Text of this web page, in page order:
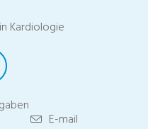
Kardiologie
E-mail